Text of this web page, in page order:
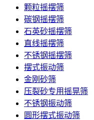
颗粒摇摆筛
碳钢摇摆筛
石英砂摇摆筛
直线摇摆筛
不锈钢摇摆筛
摆式振动筛
金刚砂筛
压裂砂专用摇晃筛
不锈钢振动筛
圆形摆式振动筛